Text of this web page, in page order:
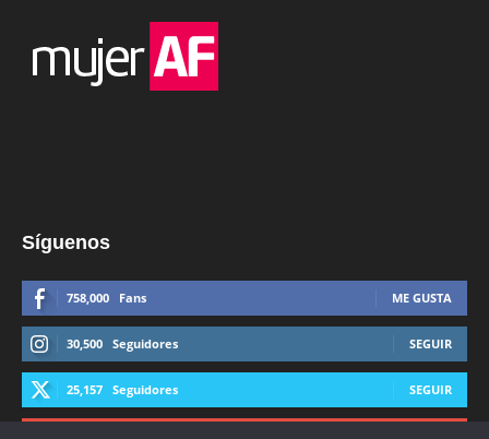
Síguenos
758,000 Fans ME GUSTA
30,500 Seguidores SEGUIR
25,157 Seguidores SEGUIR